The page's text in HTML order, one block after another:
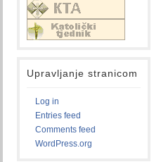
Upravljanje stranicom
Log in
Entries feed
Comments feed
WordPress.org